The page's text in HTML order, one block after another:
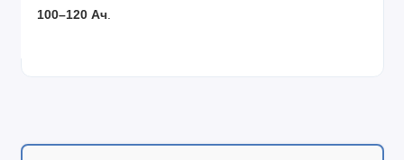
100–120 Ач